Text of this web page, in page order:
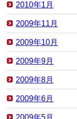
2010年1月
2009年11月
2009年10月
2009年9月
2009年8月
2009年6月
2009年5月